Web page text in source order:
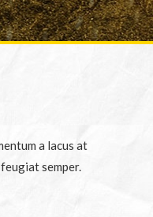
a lacus at
semper.